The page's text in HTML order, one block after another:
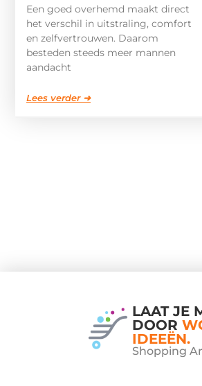
Een goed overhemd maakt direct
het verschil in uitstraling, comfort
en zelfvertrouwen. Daarom
besteden steeds meer mannen
aandacht
Lees verder ➜
LAAT JE
DOOR
IDEEËN.
Shopping